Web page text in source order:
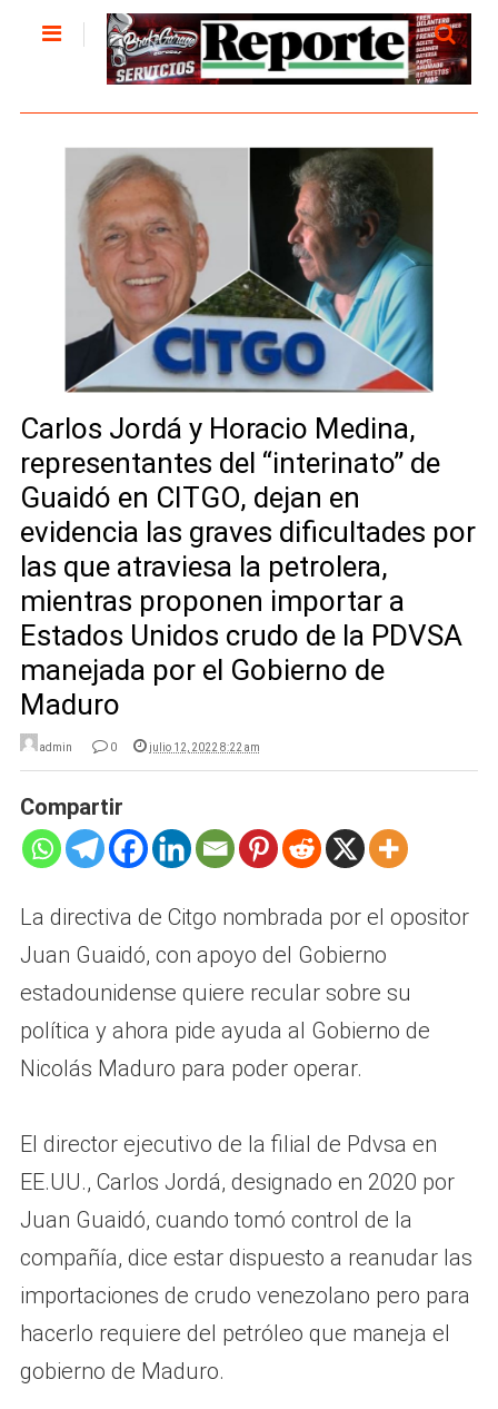
Carlos Jordá y Horacio Medina,
representantes del “interinato” de
Guaidó en CITGO, dejan en
evidencia las graves dificultades por
las que atraviesa la petrolera,
mientras proponen importar a
Estados Unidos crudo de la PDVSA
manejada por el Gobierno de
Maduro
admin 0 julio 12, 2022 8:22 am
Compartir
La directiva de Citgo nombrada por el opositor
Juan Guaidó, con apoyo del Gobierno
estadounidense quiere recular sobre su
política y ahora pide ayuda al Gobierno de
Nicolás Maduro para poder operar.
El director ejecutivo de la filial de Pdvsa en
EE.UU., Carlos Jordá, designado en 2020 por
Juan Guaidó, cuando tomó control de la
compañía, dice estar dispuesto a reanudar las
importaciones de crudo venezolano pero para
hacerlo requiere del petróleo que maneja el
gobierno de Maduro.